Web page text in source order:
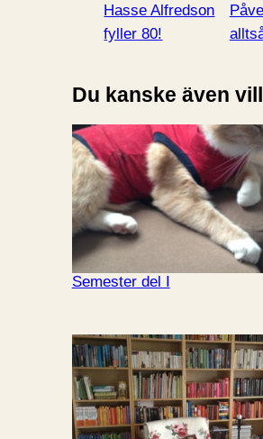
Hasse Alfredson
fyller 80!
Du kanske även
Semester del I